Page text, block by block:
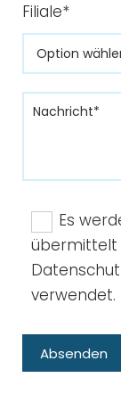
Filiale*
Es
übermittelt
verwendet.